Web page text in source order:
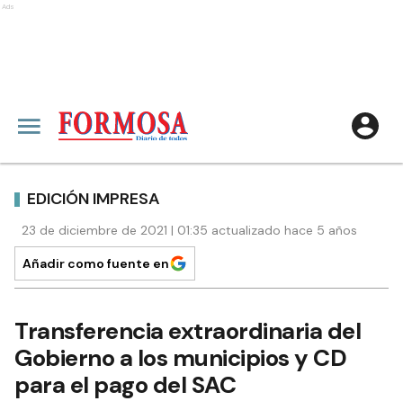
Ads
EDICIÓN IMPRESA
23 de diciembre de 2021 | 01:35 actualizado hace 5 años
Añadir como fuente en
Transferencia extraordinaria del
Gobierno a los municipios y CD
para el pago del SAC